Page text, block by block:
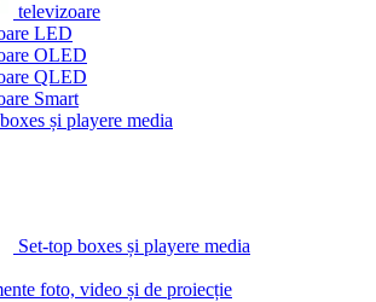
televizoare
LED
OLED
QLED
Smart
și playere media
Set-top boxes și playere media
foto, video și de proiecție